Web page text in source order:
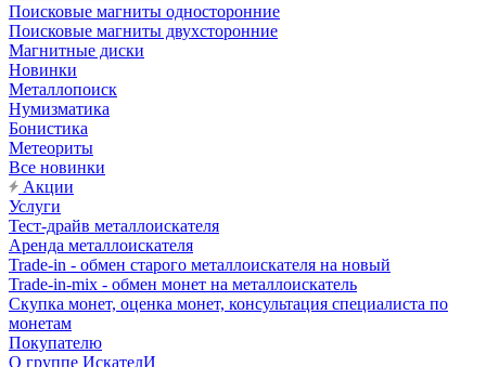
Поисковые магниты односторонние
Поисковые магниты двухсторонние
Магнитные диски
Новинки
Металлопоиск
Нумизматика
Бонистика
Метеориты
Все новинки
Акции
Услуги
Тест-драйв металлоискателя
Аренда металлоискателя
Trade-in - обмен старого металлоискателя на новый
Trade-in-mix - обмен монет на металлоискатель
Скупка монет, оценка монет, консультация специалиста по
монетам
Покупателю
О группе ИскателИ